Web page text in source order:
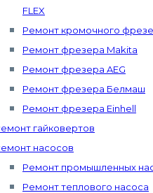
FLEX
Ремонт кромочного
Ремонт фрезера Makita
Ремонт фрезера AEG
Ремонт фрезера Белмаш
Ремонт фрезера Einhell
гайковертов
насосов
Ремонт промышленных
Ремонт теплового насоса